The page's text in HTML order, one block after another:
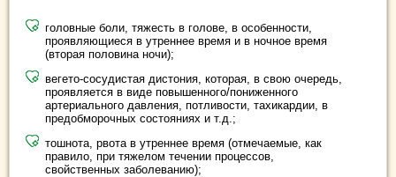
головные боли, тяжесть в голове, в особенности,
проявляющиеся в утреннее время и в ночное время
(вторая половина ночи);
вегето-сосудистая дистония, которая, в свою очередь,
проявляется в виде повышенного/пониженного
артериального давления, потливости, тахикардии, в
предобморочных состояниях и т.д.;
тошнота, рвота в утреннее время (отмечаемые, как
правило, при тяжелом течении процессов,
свойственных заболеванию);